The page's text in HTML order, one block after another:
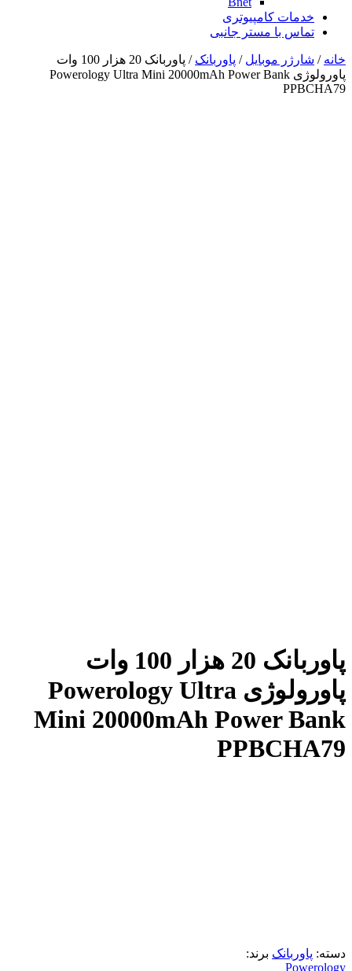
خدمات کامپیوتری
تماس با مستر جانبی
خانه / شارژر موبایل / پاوربانک
/ پاوربانک 20 هزار 100 وات
پاورولوژی Powerology Ultra Mini 20000mAh Power Bank
PPBCHA79
پاوربانک 20 هزار 100 وات
پاورولوژی Powerology Ultra
Mini 20000mAh Power Bank
PPBCHA79
دسته: پاوربانک برند:
Powerology